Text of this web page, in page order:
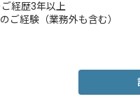
経歴3年以上
ご経験（業務外も含む）